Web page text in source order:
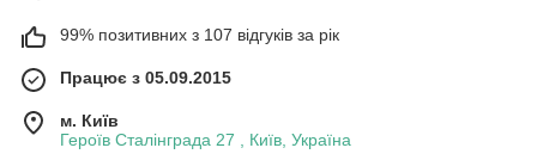
99% позитивних з 107 відгуків за рік
Працює з 05.09.2015
м. Київ
Героїв Сталінграда 27 , Київ, Україна